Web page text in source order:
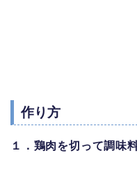
作り方
１．鶏肉を切って調味